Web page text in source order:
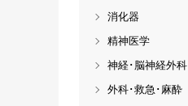
消化器
精神医学
神経･脳神経外科
外科･救急･麻酔